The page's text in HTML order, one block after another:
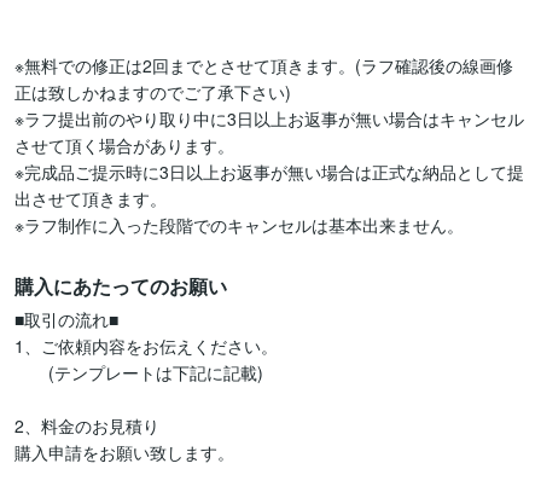
※無料での修正は2回までとさせて頂きます。(ラフ確認後の線画修
正は致しかねますのでご了承下さい)
※ラフ提出前のやり取り中に3日以上お返事が無い場合はキャンセル
させて頂く場合があります。
※完成品ご提示時に3日以上お返事が無い場合は正式な納品として提
出させて頂きます。
※ラフ制作に入った段階でのキャンセルは基本出来ません。
購入にあたってのお願い
■取引の流れ■
1、ご依頼内容をお伝えください。
(テンプレートは下記に記載)
2、料金のお見積り
購入申請をお願い致します。